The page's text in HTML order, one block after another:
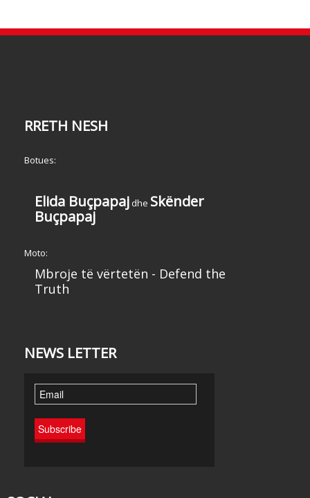
RRETH NESH
Botues:
Elida Buçpapaj dhe Skënder
Buçpapaj
Moto:
Mbroje të vërtetën - Defend the
Truth
NEWS LETTER